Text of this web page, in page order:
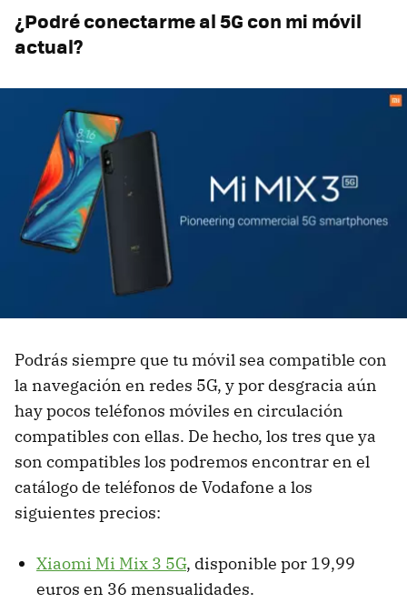
¿Podré conectarme al 5G con mi móvil
actual?
Podrás siempre que tu móvil sea compatible con
la navegación en redes 5G, y por desgracia aún
hay pocos teléfonos móviles en circulación
compatibles con ellas. De hecho, los tres que ya
son compatibles los podremos encontrar en el
catálogo de teléfonos de Vodafone a los
siguientes precios:
Xiaomi Mi Mix 3 5G, disponible por 19,99
euros en 36 mensualidades.